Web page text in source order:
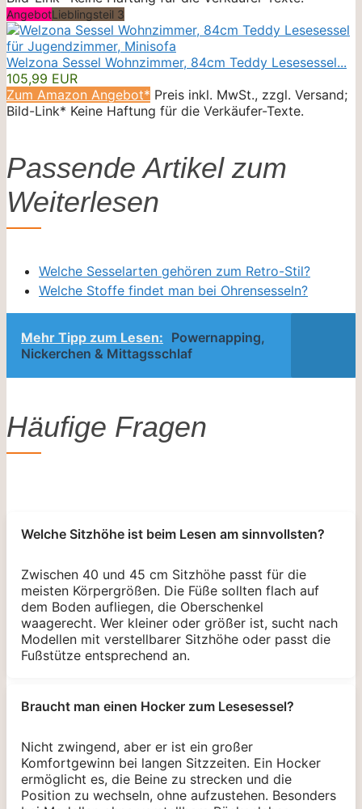
AngebotLieblingsteil 3
Welzona Sessel Wohnzimmer, 84cm Teddy Lesesessel...
105,99 EUR
Zum Amazon Angebot* Preis inkl. MwSt., zzgl. Versand;
Bild-Link* Keine Haftung für die Verkäufer-Texte.
Passende Artikel zum
Weiterlesen
Welche Sesselarten gehören zum Retro-Stil?
Welche Stoffe findet man bei Ohrensesseln?
Mehr Tipp zum Lesen: Powernapping,
Nickerchen & Mittagsschlaf
Häufige Fragen
Welche Sitzhöhe ist beim Lesen am sinnvollsten?
Zwischen 40 und 45 cm Sitzhöhe passt für die
meisten Körpergrößen. Die Füße sollten flach auf
dem Boden aufliegen, die Oberschenkel
waagerecht. Wer kleiner oder größer ist, sucht nach
Modellen mit verstellbarer Sitzhöhe oder passt die
Fußstütze entsprechend an.
Braucht man einen Hocker zum Lesesessel?
Nicht zwingend, aber er ist ein großer
Komfortgewinn bei langen Sitzzeiten. Ein Hocker
ermöglicht es, die Beine zu strecken und die
Position zu wechseln, ohne aufzustehen. Besonders